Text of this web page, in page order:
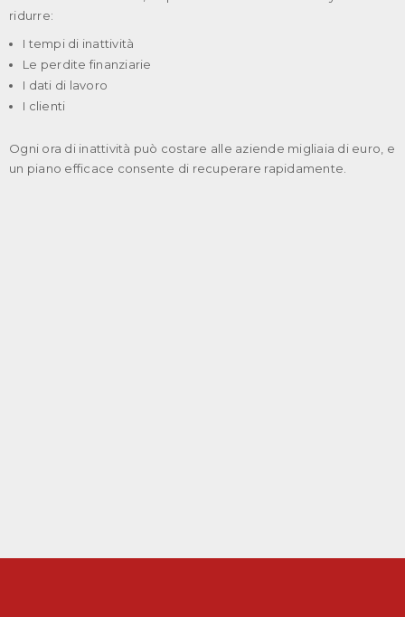
ridurre:
I tempi di inattività
Le perdite finanziarie
I dati di lavoro
I clienti
Ogni ora di inattività può costare alle aziende migliaia di euro, e
un piano efficace consente di recuperare rapidamente.